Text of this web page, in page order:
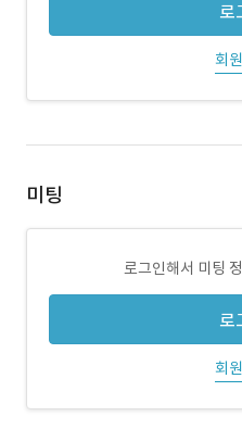
로
회
미팅
로그인해서 미팅
로
회